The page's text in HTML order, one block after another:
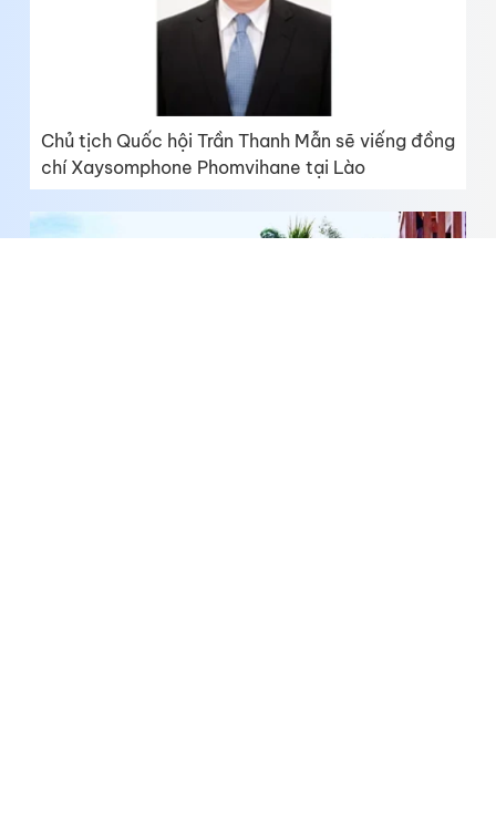
Chủ tịch Quốc hội Trần Thanh Mẫn sẽ viếng đồng
chí Xaysomphone Phomvihane tại Lào